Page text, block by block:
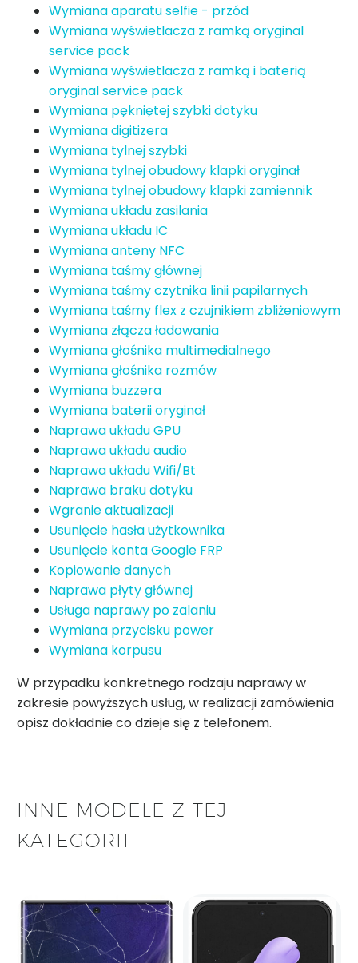
Wymiana aparatu selfie - przód
Wymiana wyświetlacza z ramką oryginal
service pack
Wymiana wyświetlacza z ramką i baterią
oryginal service pack
Wymiana pękniętej szybki dotyku
Wymiana digitizera
Wymiana tylnej szybki
Wymiana tylnej obudowy klapki oryginał
Wymiana tylnej obudowy klapki zamiennik
Wymiana układu zasilania
Wymiana układu IC
Wymiana anteny NFC
Wymiana taśmy głównej
Wymiana taśmy czytnika linii papilarnych
Wymiana taśmy flex z czujnikiem zbliżeniowym
Wymiana złącza ładowania
Wymiana głośnika multimedialnego
Wymiana głośnika rozmów
Wymiana buzzera
Wymiana baterii oryginał
Naprawa układu GPU
Naprawa układu audio
Naprawa układu Wifi/Bt
Naprawa braku dotyku
Wgranie aktualizacji
Usunięcie hasła użytkownika
Usunięcie konta Google FRP
Kopiowanie danych
Naprawa płyty głównej
Usługa naprawy po zalaniu
Wymiana przycisku power
Wymiana korpusu
W przypadku konkretnego rodzaju naprawy w
zakresie powyższych usług, w realizacji zamówienia
opisz dokładnie co dzieje się z telefonem.
INNE MODELE Z TEJ
KATEGORII